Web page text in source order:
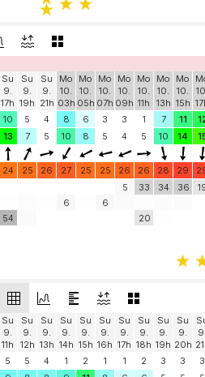
Su
9.
17h
Su
9.
19h
Su
9.
21h
Mo
10.
03h
Mo
10.
05h
Mo
10.
07h
Mo
10.
09h
Mo
10.
11h
Mo
10.
13h
Mo
10.
15h
10 5 4 8 6 3 3 1 7 11
13 7 5 10 8 5 4 5 10 14
24 25 26 27 25 25 26 26 28 29
54
6 6
5 33
20
34 36
Su
9.
11h
Su
9.
12h
Su
9.
13h
Su
9.
14h
Su
9.
15h
Su
9.
16h
Su
9.
17h
Su
9.
18h
Su
9.
19h
Su
9.
20h
5 5 4 1 2 1 1 2 3 3
3